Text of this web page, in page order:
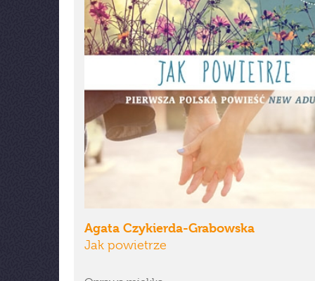
Agata Czykierda-Grabowska
Jak powietrze